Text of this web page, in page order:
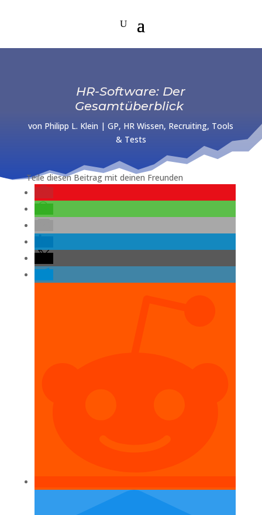
HR-Software: Der
Gesamtüberblick
von Philipp L. Klein |GP, HR Wissen, Recruiting, Tools
& Tests
Teile diesen Beitrag mit deinen Freunden